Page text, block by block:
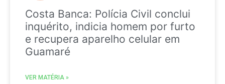
Costa Banca: Polícia Civil conclui
inquérito, indicia homem por furto
e recupera aparelho celular em
Guamaré
VER MATÉRIA »